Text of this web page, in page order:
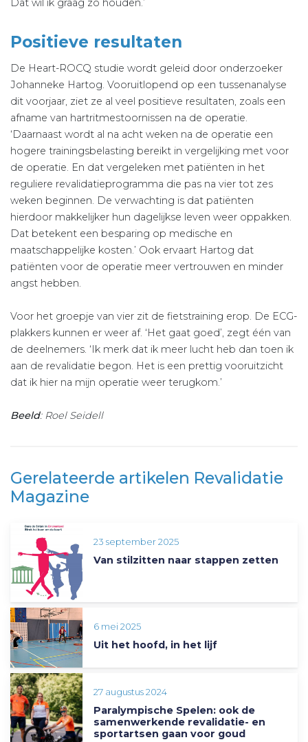
Dat wil ik graag zo houden.’
Positieve resultaten
De Heart-ROCQ studie wordt geleid door onderzoeker
Johanneke Hartog. Vooruitlopend op een tussenanalyse
dit voorjaar, ziet ze al veel positieve resultaten, zoals een
afname van hartritmestoornissen na de operatie.
‘Daarnaast wordt al na acht weken na de operatie een
hogere trainingsbelasting bereikt in vergelijking met voor
de operatie. En dat vergeleken met patiënten in het
reguliere revalidatieprogramma die pas na vier tot zes
weken beginnen. De verwachting is dat patiënten
hierdoor makkelijker hun dagelijkse leven weer oppakken.
Dat betekent een besparing op medische en
maatschappelijke kosten.’ Ook ervaart Hartog dat
patiënten voor de operatie meer vertrouwen en minder
angst hebben.
Voor het groepje van vier zit de fietstraining erop. De ECG-
plakkers kunnen er weer af. ‘Het gaat goed’, zegt één van
de deelnemers. ‘Ik merk dat ik meer lucht heb dan toen ik
aan de revalidatie begon. Het is een prettig vooruitzicht
dat ik hier na mijn operatie weer terugkom.’
Beeld: Roel Seidell
Gerelateerde artikelen Revalidatie
Magazine
23 september 2025
Van stilzitten naar stappen zetten
6 mei 2025
Uit het hoofd, in het lijf
27 augustus 2024
Paralympische Spelen: ook de
samenwerkende revalidatie- en
sportartsen gaan voor goud